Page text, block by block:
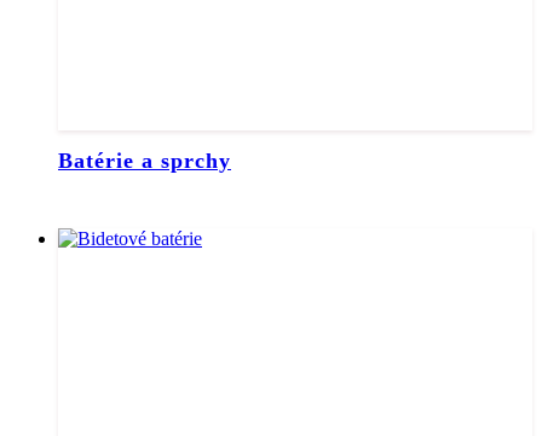
Batérie a sprchy